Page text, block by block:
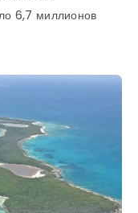
6,7 миллионов